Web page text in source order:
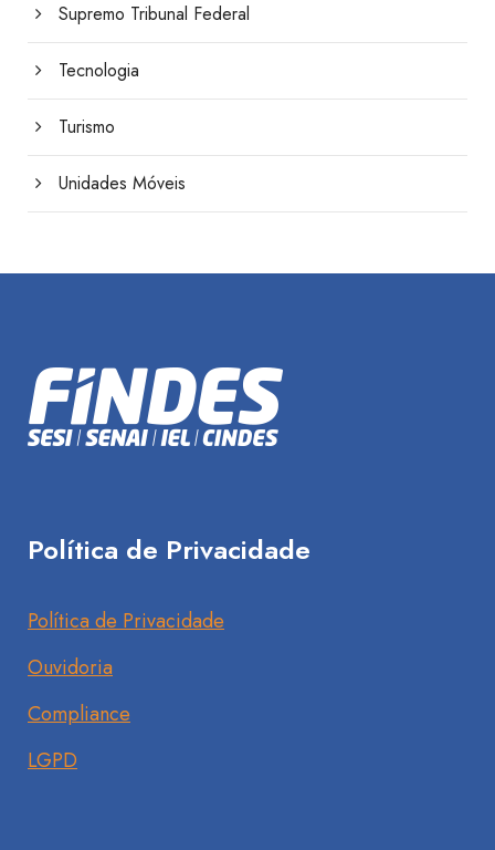
Supremo Tribunal Federal
Tecnologia
Turismo
Unidades Móveis
Política de Privacidade
Política de Privacidade
Ouvidoria
Compliance
LGPD